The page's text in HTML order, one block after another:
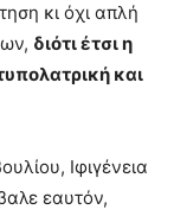
κι όχι απλή
διότι έτσι η
και
Ιφιγένεια
εαυτόν,